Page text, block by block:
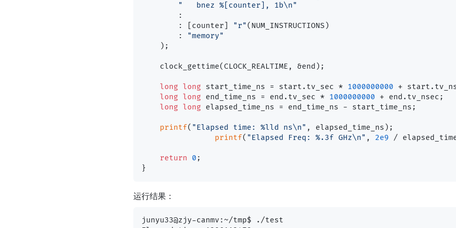
"   bnez %[counter], 1b\n"
        : [counter]
"r"(NUM_INSTRUCTIONS)
        :
"memory"
    )
;
long long start_time_ns = start.tv_sec * 1000000000 +
long
long end_time_ns = end.tv_sec * 1000000000 + end.tv_nsec;
long
long elapsed_time_ns = end_time_ns - start_time_ns;
printf( "Elapsed time: %lld ns\n" , elapsed_time_ns);
printf( "Elapsed Freq: %.3f GHz\n" , 2e9 /
return 0 ;
运行结果：
junyu33@zjy-canmv:~/tmp$ ./test